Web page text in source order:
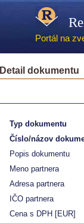
Portál na
Detail dokumentu
Typ dokumentu
Číslo/názov
Popis dokumentu
Meno partnera
Adresa partnera
IČO partnera
Cena s DPH [EUR]